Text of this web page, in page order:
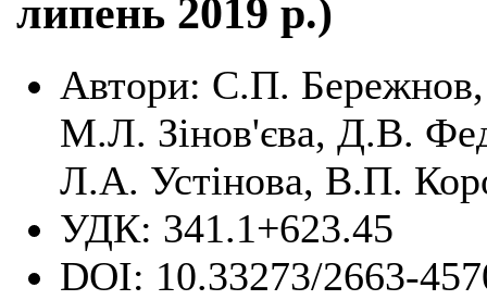
липень 2019 р.)
Автори: С.П.
М.Л. Зінов'єва, Д.В.
Л.А. Устінова, В.П.
УДК: 341.1+623.45
DOI: 10.33273/2663-